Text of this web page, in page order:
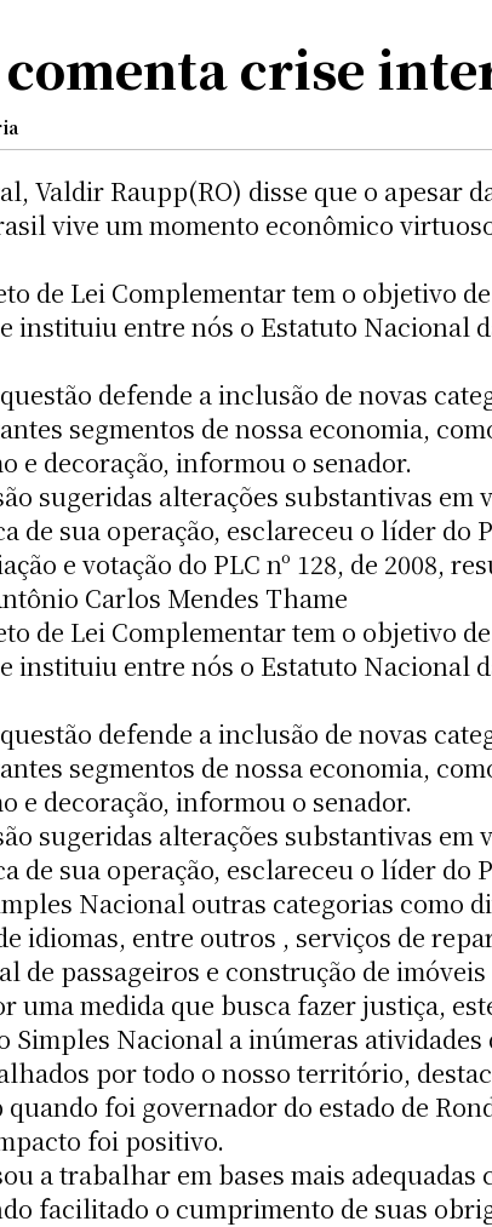
comenta crise
Valdir Raupp(RO) disse que o apesar
vive um momento econômico
de Lei Complementar tem o objetivo
instituiu entre nós o Estatuto Nacional
defende a inclusão de novas
segmentos de nossa economia,
e decoração, informou o senador.
sugeridas alterações substantivas em
de sua operação, esclareceu o líder do
e votação do PLC nº 128, de 2008,
Carlos Mendes Thame
de Lei Complementar tem o objetivo
instituiu entre nós o Estatuto Nacional
defende a inclusão de novas
segmentos de nossa economia,
e decoração, informou o senador.
sugeridas alterações substantivas em
de sua operação, esclareceu o líder do
Nacional outras categorias como
idiomas, entre outros , serviços de
de passageiros e construção de
uma medida que busca fazer justiça,
Nacional a inúmeras atividades
por todo o nosso território,
foi governador do estado de
foi positivo.
a trabalhar em bases mais adequadas
facilitado o cumprimento de suas